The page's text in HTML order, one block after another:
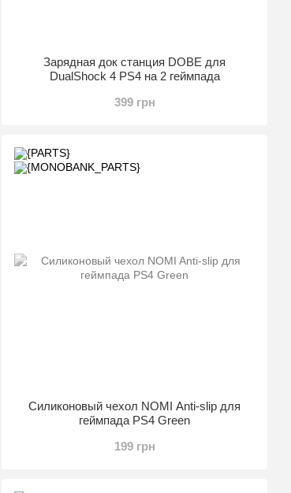
Зарядная док станция DOBE для
DualShock 4 PS4 на 2 геймпада
399 грн
Силиконовый чехол NOMI Anti-slip для
геймпада PS4 Green
199 грн